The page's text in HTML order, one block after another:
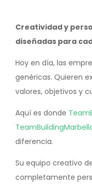
Creatividad y
diseñadas para
Hoy en día, las
genéricas. Quieren
valores, objetivos y
Aquí es donde
diferencia.
Su equipo creativo
completamente